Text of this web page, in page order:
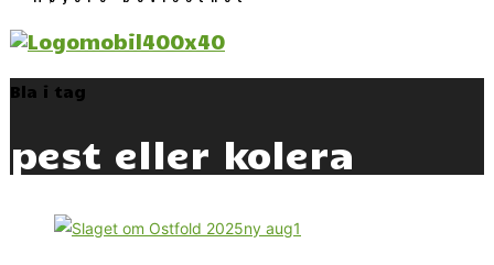
Bla i tag
pest eller kolera